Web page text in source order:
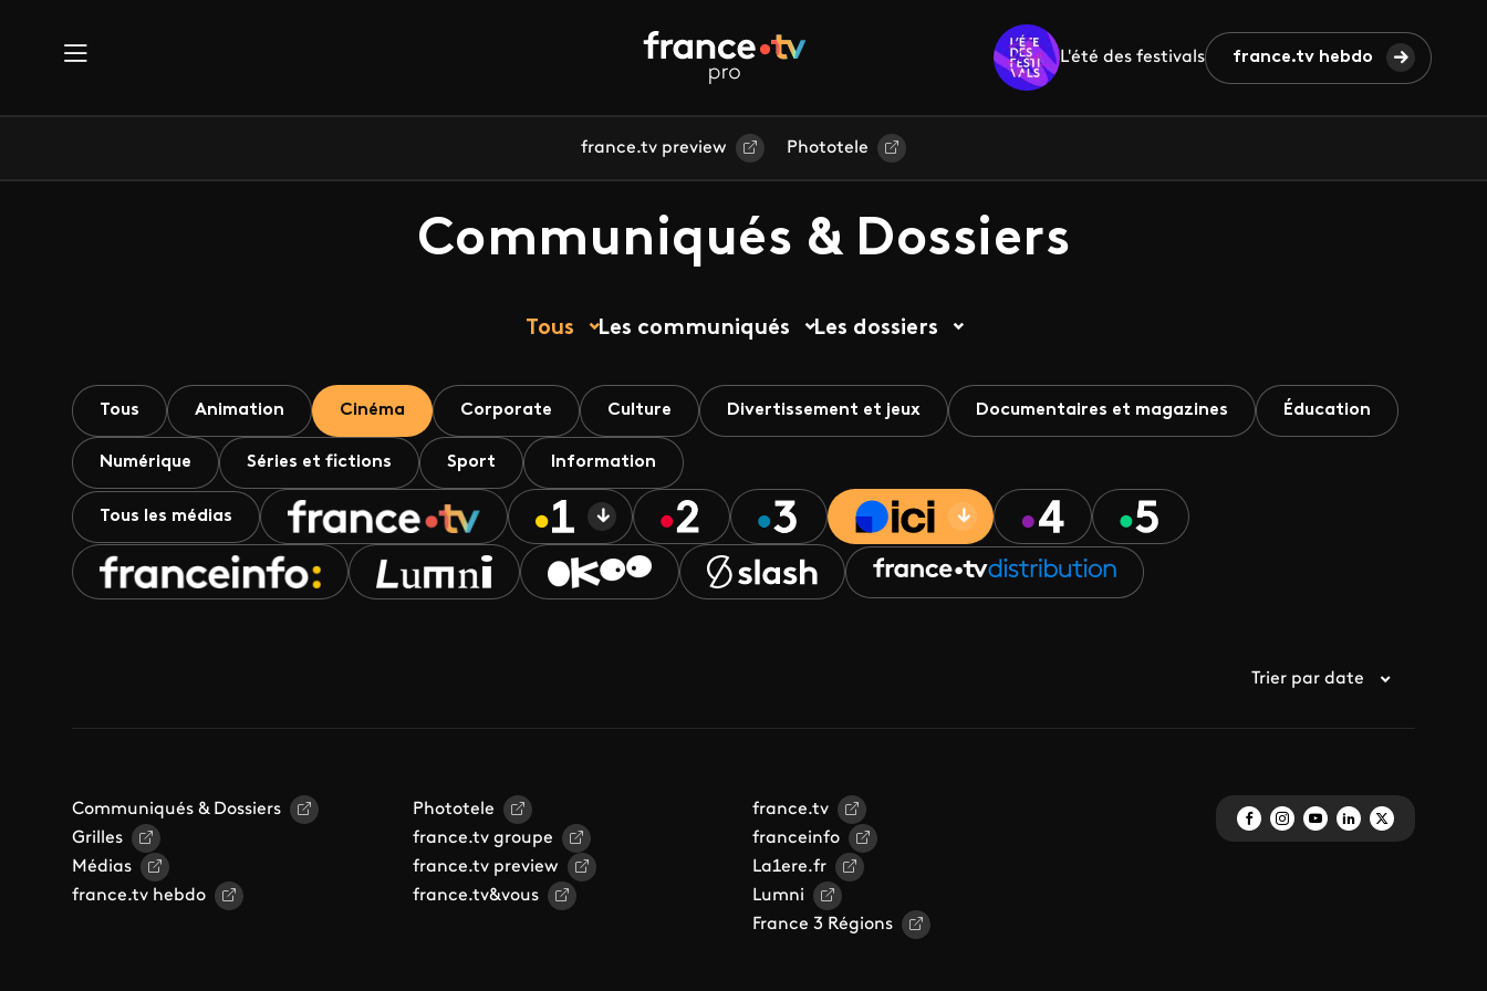
L'été des festivals france.tv hebdo
france.tv preview Phototele
Communiqués & Dossiers
Tous Les communiqués Les dossiers
Tous Animation Cinéma Corporate Culture Divertissement et jeux Documentaires et magazines Éducation
Numérique Séries et fictions Sport Information
Tous les médias
Trier par date
Communiqués & Dossiers
Grilles
Médias
france.tv hebdo
Phototele
france.tv groupe
france.tv preview
france.tv&vous
france.tv
franceinfo
La1ere.fr
Lumni
France 3 Régions